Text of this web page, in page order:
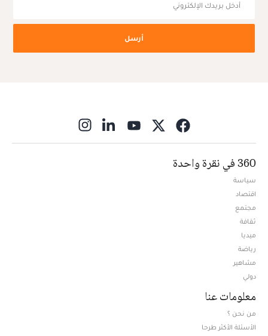
أرسل
360 في نقرة واحدة
سياسة
اقتصاد
مجتمع
ثقافة
ميديا
رياضة
مشاهير
دولي
معلومات عنا
من نحن ؟
الأسئلة الأكثر طرحا